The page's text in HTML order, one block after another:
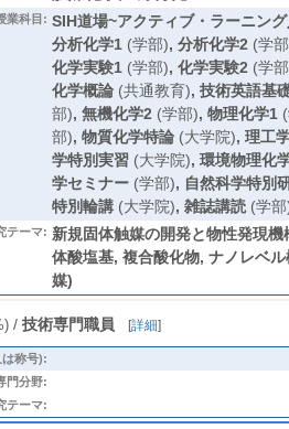
業科目: SIH道場~アクティブ・ラーニン
分析化学1(学部), 分析化学2 (学
化学実験1(学部), 化学実験2 (学
化学概論(共通教育), 技術英語基
部), 無機化学2 (学部), 物理化学1(
部), 物質化学特論(大学院), 理工
学特別実習(大学院), 環境物理化
学セミナー(学部), 自然科学特別
特別輪講(大学院), 雑誌講読(学部
テーマ: 新規固体触媒の開発と物性発現
体酸塩基, 複合酸化物, ナノレベ
媒)
/ 技術専門職員 [詳細]
称号):
門分野:
テーマ: